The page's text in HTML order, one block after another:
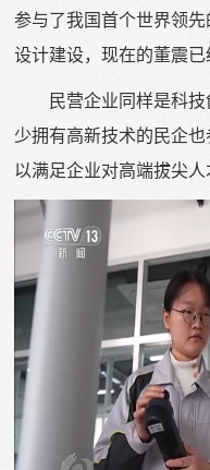
参与了我国首个世界领
设计建设，现在的董震已
民营企业同样是科
少拥有高新技术的民企也
以满足企业对高端拔尖人